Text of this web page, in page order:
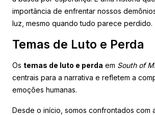
importância de enfrentar nossos
luz, mesmo quando tudo parece perdido.
Temas de Luto e Perda
Os temas de luto e perda em South of
centrais para a narrativa e refletem a
emoções humanas.
Desde o início, somos confrontados com